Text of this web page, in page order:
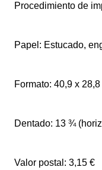
Procedimiento de
Papel: Estucado,
Formato: 40,9 x
Dentado: 13 ¾
Valor postal: 3,15 €